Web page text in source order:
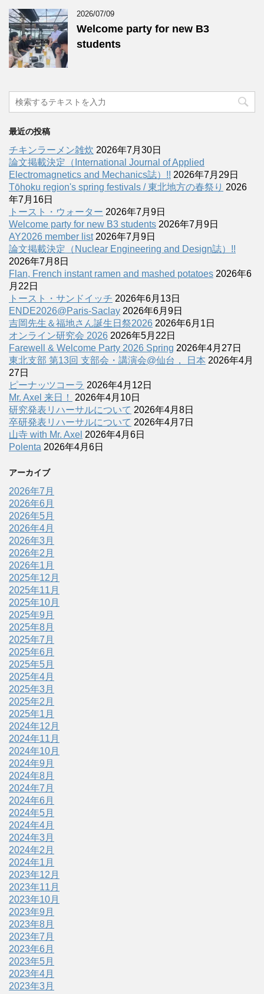
2026/07/09
Welcome party for new B3
students
最近の投稿
チキンラーメン雑炊 2026年7月30日
論文掲載決定（International Journal of Applied
Electromagnetics and Mechanics誌）!! 2026年7月29日
Tōhoku region's spring festivals / 東北地方の春祭り 2026
年7月16日
トースト・ウォーター 2026年7月9日
Welcome party for new B3 students 2026年7月9日
AY2026 member list 2026年7月9日
論文掲載決定（Nuclear Engineering and Design誌）!!
2026年7月8日
Flan, French instant ramen and mashed potatoes 2026年6
月22日
トースト・サンドイッチ 2026年6月13日
ENDE2026@Paris-Saclay 2026年6月9日
吉岡先生＆福地さん誕生日祭2026 2026年6月1日
オンライン研究会 2026 2026年5月22日
Farewell & Welcome Party 2026 Spring 2026年4月27日
東北支部 第13回 支部会・講演会@仙台， 日本 2026年4月
27日
ピーナッツコーラ 2026年4月12日
Mr. Axel 来日！
2026年4月10日
研究発表リハーサルについて 2026年4月8日
卒研発表リハーサルについて 2026年4月7日
山寺 with Mr. Axel 2026年4月6日
Polenta 2026年4月6日
アーカイブ
2026年7月
2026年6月
2026年5月
2026年4月
2026年3月
2026年2月
2026年1月
2025年12月
2025年11月
2025年10月
2025年9月
2025年8月
2025年7月
2025年6月
2025年5月
2025年4月
2025年3月
2025年2月
2025年1月
2024年12月
2024年11月
2024年10月
2024年9月
2024年8月
2024年7月
2024年6月
2024年5月
2024年4月
2024年3月
2024年2月
2024年1月
2023年12月
2023年11月
2023年10月
2023年9月
2023年8月
2023年7月
2023年6月
2023年5月
2023年4月
2023年3月